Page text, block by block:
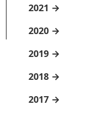
2021
2020
2019
2018
2017